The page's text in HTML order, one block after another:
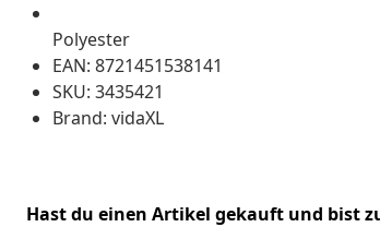
Polyester
EAN: 8721451538141
SKU: 3435421
Brand: vidaXL
Hast du einen Artikel gekauft und bist